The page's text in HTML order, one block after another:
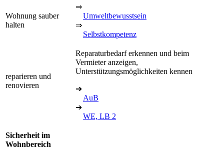
Wohnung sauber
halten
⇒
Umweltbewusstsein
⇒
Selbstkompetenz
reparieren und
renovieren
Reparaturbedarf erkennen und beim
Vermieter anzeigen,
Unterstützungsmöglichkeiten kennen
➔
AuB
➔
WE, LB 2
Sicherheit im
Wohnbereich